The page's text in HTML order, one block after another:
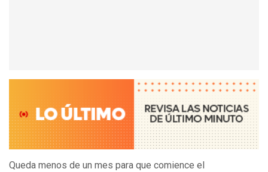
Queda menos de un mes para que comience el